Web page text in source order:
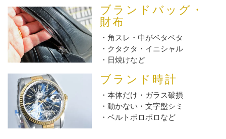
ブランドバッグ・
財布
角スレ・中がベタベタ
クタクタ・イニシャル
日焼けなど
ブランド時計
本体だけ・ガラス破損
動かない・文字盤シミ
ベルトボロボロなど